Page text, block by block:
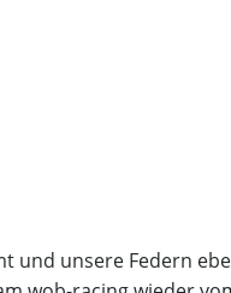
und unsere Federn